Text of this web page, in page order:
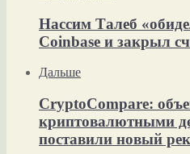
Нассим Талеб
Coinbase и закрыл
Дальше
CryptoCompare:
криптовалютными
поставили новый